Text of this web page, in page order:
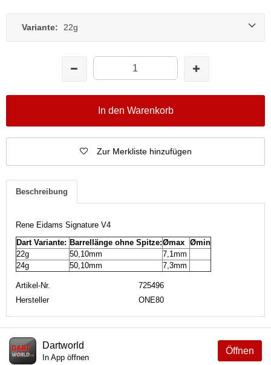
Variante: 22g
In den Warenkorb
Zur Merkliste hinzufügen
Beschreibung
Rene Eidams Signature V4
Dart Variante: Barrellänge ohne Spitze:Ømax Ømin
22g
50,10mm
7,1mm
24g
50,10mm 7,3mm
Artikel-Nr.
725496
Hersteller
ONE80
Öffnen
Dartworld
In App öffnen